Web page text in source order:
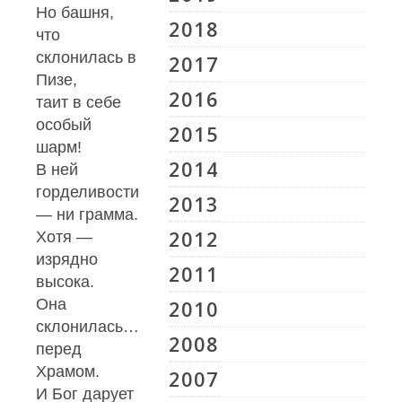
Но башня,
что
склонилась в
Пизе,
таит в себе
особый
шарм!
В ней
горделивости
— ни грамма.
Хотя —
изрядно
высока.
Она
склонилась…
перед
Храмом.
И Бог дарует
2018
2017
2016
2015
2014
2013
2012
2011
2010
2008
2007